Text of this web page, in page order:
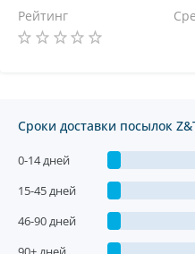
Рейтинг
Сроки доставки посылок
0-14 дней
15-45 дней
46-90 дней